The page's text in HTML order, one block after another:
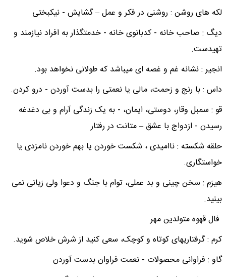
لکه های روشن : روشنی در فکر و عمل – گشایش - نیکبختی
دیگ : صاحب خانه - کدبانوی خانه - خدمتگذار به افراد نیازمند و
تهیدست.
انجیر : نشانه غم و غصه ای میباشد که طولانی نخواهد بود.
داس : با رنج و زحمت، مالی یا نعمتی را بدست آوردن - درو کردن.
قو : سمبل وقار، دوستی، ایمان، - به یک زندگی آرام و بی دغدغه
رسیدن - ازدواج با عشق – متانت در رفتار
حلقه شکسته : ناامیدی ، شکست خوردن یا بهم خوردن نامزدی یا
خواستگاری.
هیزم : سخن چینی و بد عملی، توام با جنگ و دعوا ولی زیانی نمی
بینید.​
فال قهوه متولدین مهر
کرم : گرفتاریهای کوتاه و کوچک، سعی کنید از شرش خلاص شوید.
گاو : فراوانی محصولات - نعمت فراوان بدست آوردن